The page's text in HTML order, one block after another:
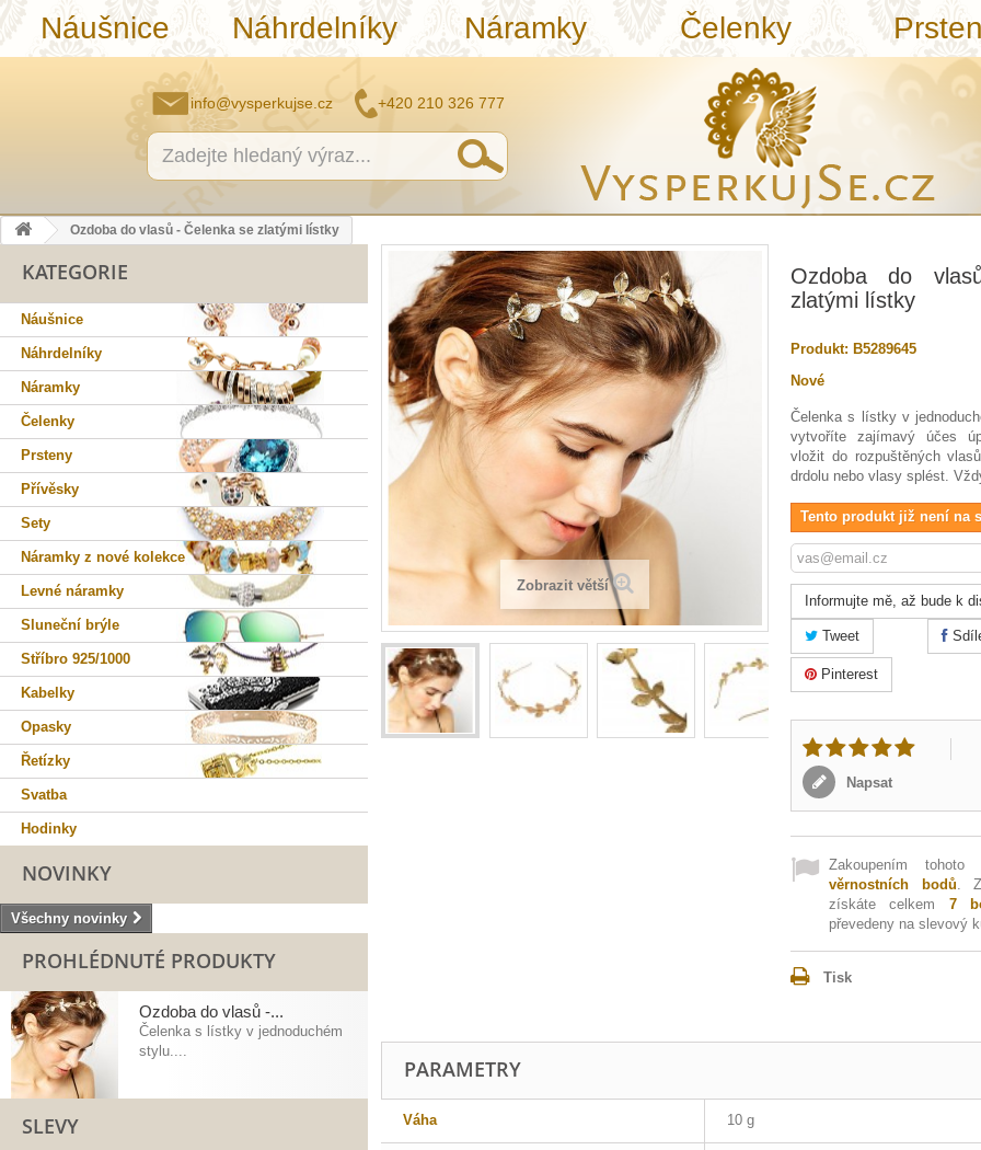
Náušnice Náhrdelníky Náramky Čelenky
info@vysperkujse.cz +420 210 326 777
Ozdoba do vlasů - Čelenka se zlatými lístky
KATEGORIE
Náušnice
Náhrdelníky
Náramky
Čelenky
Prsteny
Přívěsky
Sety
Náramky z nové kolekce
Levné náramky
Sluneční brýle
Stříbro 925/1000
Kabelky
Opasky
Řetízky
Svatba
Hodinky
NOVINKY
Všechny novinky
PROHLÉDNUTÉ PRODUKTY
Ozdoba do vlasů -...
Čelenka s lístky v jednoduchém
stylu....
SLEVY
Zobrazit větší
Ozdoba do
zlatými lístky
Produkt: B5289645
Nové
Čelenka s lístky v
vytvoříte zajímavý účes
vložit do rozpuštěných
drdolu nebo vlasy splést.
Tento produkt již není na
Informujte mě, až bude k
Tweet
Pinterest
Napsat
Zakoupením
věrnostních bodů.
získáte celkem 7
převedeny na slevový
Tisk
PARAMETRY
Váha 10 g